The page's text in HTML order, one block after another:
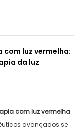
luz vermelha:
da luz
com luz vermelha
avançados se